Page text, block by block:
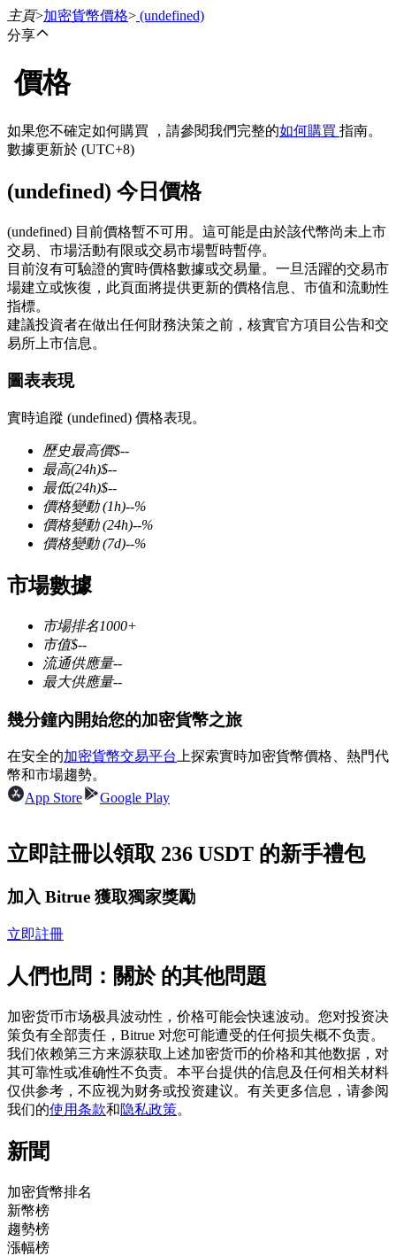
合約
USDT永續
多種以USDT結算的永續合約
幣本位永續
以數字貨幣為保證金的永續合約
TradFi
美股、外匯、貴金屬及大宗商品衍生性商品
多種以USDC結算的永續合約
跟單
與頂尖交易專家同行
成為跟單交易員
主頁>加密貨幣價格> (undefined)
分享
價格
如果您不確定如何購買 ，請參閱我們完整的如何購買 指南。
數據更新於 (UTC+8)
(undefined) 今日價格
(undefined) 目前價格暫不可用。這可能是由於該代幣尚未上市
交易、市場活動有限或交易市場暫時暫停。
目前沒有可驗證的實時價格數據或交易量。一旦活躍的交易市
場建立或恢復，此頁面將提供更新的價格信息、市值和流動性
指標。
建議投資者在做出任何財務決策之前，核實官方項目公告和交
易所上市信息。
圖表表現
實時追蹤 (undefined) 價格表現。
歷史最高價$--
最高(24h)$--
最低(24h)$--
價格變動(1h)--%
價格變動(24h)--%
價格變動(7d)--%
市場數據
市場排名1000+
市值$--
流通供應量--
最大供應量--
幾分鐘內開始您的加密貨幣之旅
在安全的加密貨幣交易平台 上探索實時加密貨幣價格、熱門代
幣和市場趨勢。
App Store
Google Play
立即註冊以領取 236 USDT 的新手禮包
加入 Bitrue 獲取獨家獎勵
立即註冊
人們也問：關於 的其他問題
加密货币市场极具波动性，价格可能会快速波动。您对投资决
策负有全部责任，Bitrue 对您可能遭受的任何损失概不负责。
我们依赖第三方来源获取上述加密货币的价格和其他数据，对
其可靠性或准确性不负责。本平台提供的信息及任何相关材料
仅供参考，不应视为财务或投资建议。有关更多信息，请参阅
我们的使用条款和隐私政策。
新聞
加密貨幣排名
新幣榜
趨勢榜
漲幅榜